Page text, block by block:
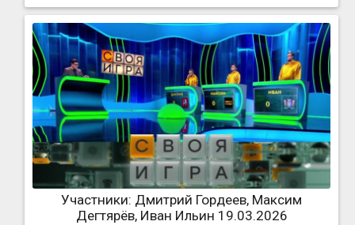
Участники: Дмитрий Гордеев, Максим
Дегтярёв, Иван Ильин 19.03.2026